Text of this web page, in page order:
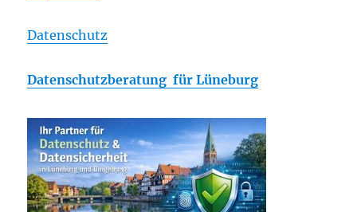
Datenschutz
Datenschutzberatung für Lüneburg